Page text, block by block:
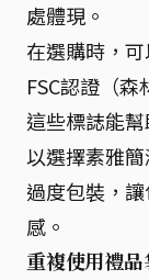
處體現。
在選購時，
FSC認證（
這些標誌能
以選擇素雅
過度包裝，
感。
重複使用禮